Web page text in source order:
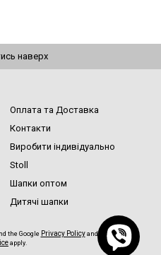
наверх
Оплата та Доставка
Контакти
Виробити індивідуально
Stoll
Шапки оптом
Дитячі шапки
the Google Privacy Policyand
Terms
apply.